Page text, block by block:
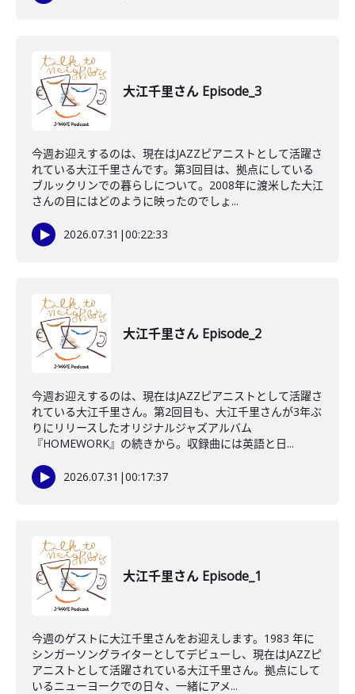
大江千里さん Episode_3
今週お迎えするのは、現在はJAZZピアニストとして活躍さ
れている大江千里さんです。第3回目は、拠点にしている
ブルックリンでの暮らしについて。2008年に渡米した大江
さんの目にはどのように映ったのでしょ...
2026.07.31 |00:22:33
大江千里さん Episode_2
今週お迎えするのは、現在はJAZZピアニストとして活躍さ
れている大江千里さん。第2回目も、大江千里さんが3年ぶ
りにリリースしたオリジナルジャズアルバム
『HOMEWORK』の続きから。収録曲には英語と日...
2026.07.31 |00:17:37
大江千里さん Episode_1
今週のゲストに大江千里さんをお迎えします。1983 年に
シンガーソングライターとしてデビューし、現在はJAZZピ
アニストとして活躍されている大江千里さん。拠点にして
いるニューヨークでの日々、一緒にアメ...